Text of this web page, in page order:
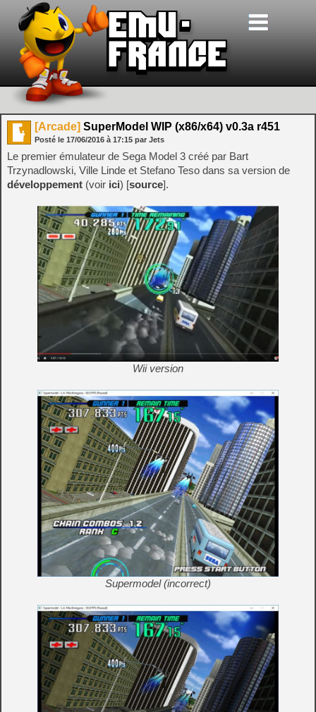
[Arcade] SuperModel WIP (x86/x64) v0.3a r451
Posté le 17/06/2016 à 17:15 par Jets
Le premier émulateur de Sega Model 3 créé par Bart
Trzynadlowski, Ville Linde et Stefano Teso dans sa version de
développement (voir ici) [source].
Wii version
Supermodel (incorrect)